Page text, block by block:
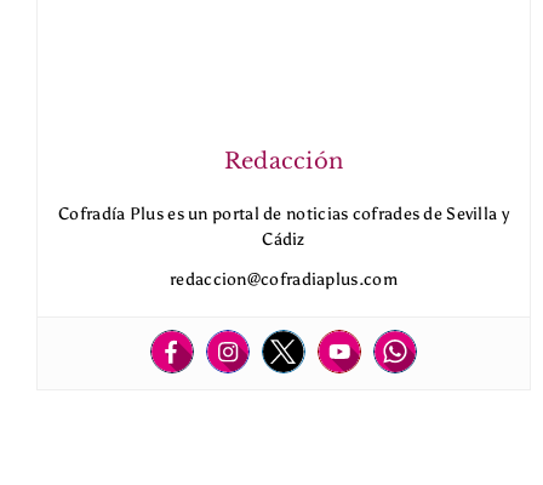
Redacción
Cofradía Plus es un portal de noticias cofrades de Sevilla y
Cádiz
redaccion@cofradiaplus.com